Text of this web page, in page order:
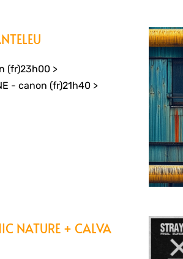
(fr)23h00 >
- canon (fr)21h40 >
NATURE + CALVA